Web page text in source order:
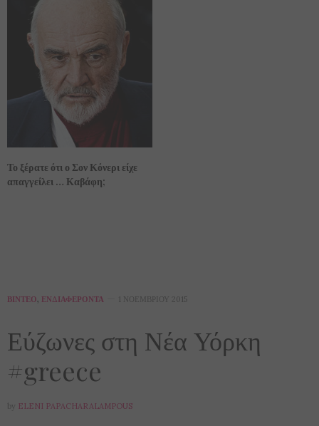
Το ξέρατε ότι ο Σον Κόνερι είχε
απαγγείλει … Καβάφη;
ΒΊΝΤΕΟ, ΕΝΔΙΑΦΈΡΟΝΤΑ 1 ΝΟΕΜΒΡΊΟΥ 2015
Εύζωνες στη Νέα Υόρκη
#‎greece
by ELENI PAPACHARALAMPOUS